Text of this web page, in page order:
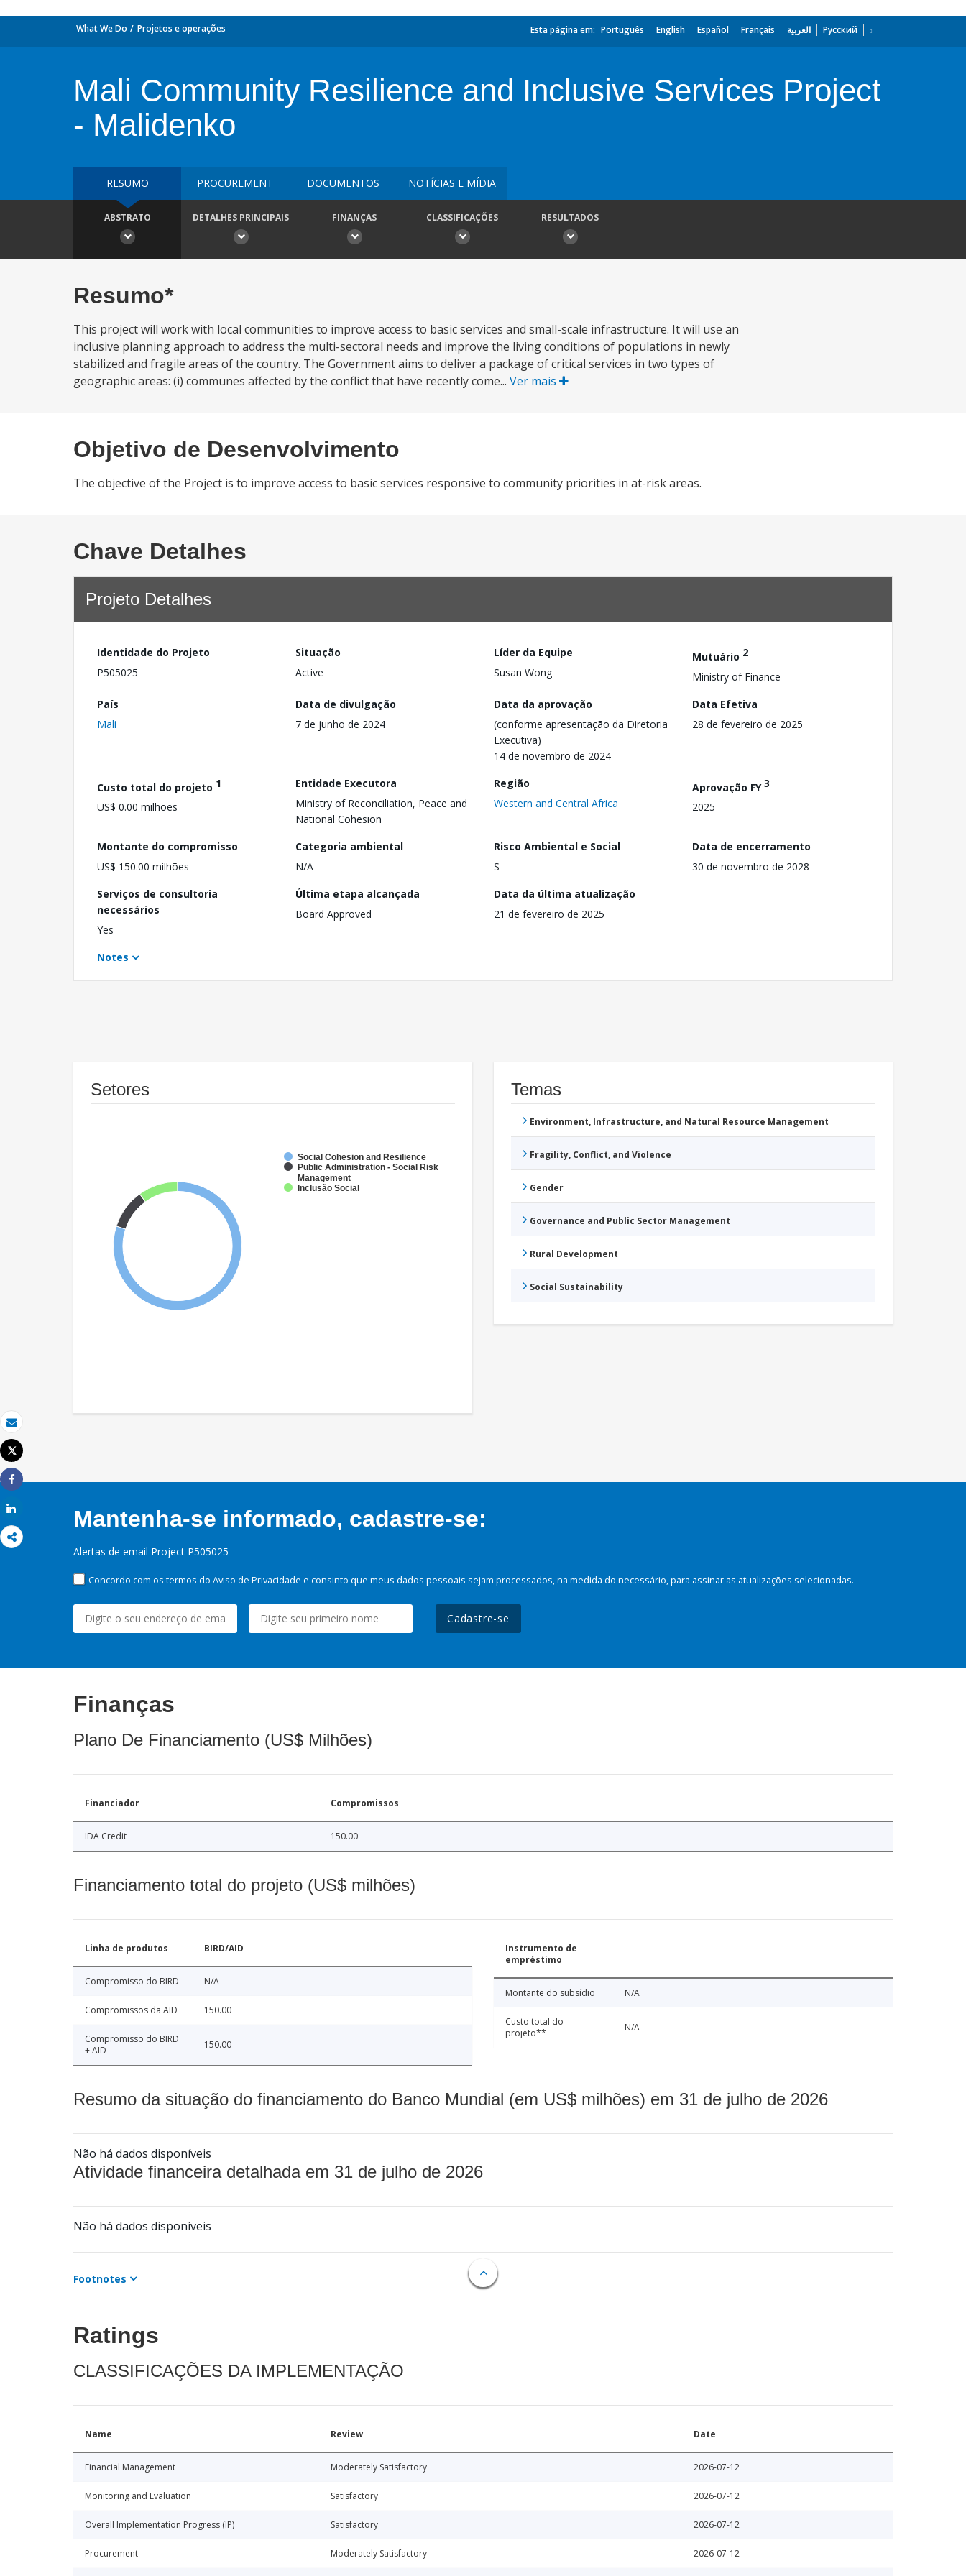
Email
Imprimir
Tweet
Share
What We Do Projetos e operações Esta página em: Português English Español Français العربية Русский
Mali Community Resilience and Inclusive Services Project
- Malidenko
RESUMO PROCUREMENT DOCUMENTOS NOTÍCIAS E MÍDIA
ABSTRATO DETALHES PRINCIPAIS FINANÇAS CLASSIFICAÇÕES RESULTADOS
Resumo*
This project will work with local communities to improve access to basic services and small-scale infrastructure. It will use an
inclusive planning approach to address the multi-sectoral needs and improve the living conditions of populations in newly
stabilized and fragile areas of the country. The Government aims to deliver a package of critical services in two types of
geographic areas: (i) communes affected by the conflict that have recently come... Ver mais
Objetivo de Desenvolvimento
The objective of the Project is to improve access to basic services responsive to community priorities in at-risk areas.
Chave Detalhes
Projeto Detalhes
Identidade do Projeto
P505025
Situação
Active
Líder da Equipe
Susan Wong
Mutuário 2
Ministry of Finance
País
Mali
Data de divulgação
7 de junho de 2024
Data da aprovação
(conforme apresentação da Diretoria
Executiva)
14 de novembro de 2024
Data Efetiva
28 de fevereiro de 2025
Custo total do projeto 1
US$ 0.00 milhões
Entidade Executora
Ministry of Reconciliation, Peace and
National Cohesion
Região
Western and Central Africa
Aprovação FY3
2025
Montante do compromisso
US$ 150.00 milhões
Categoria ambiental
N/A
Risco Ambiental e Social
S
Data de encerramento
30 de novembro de 2028
Serviços de consultoria
necessários
Yes
Última etapa alcançada
Board Approved
Data da última atualização
21 de fevereiro de 2025
Notes
Setores
Social Cohesion and Resilience
Public Administration - Social Risk
Management
Inclusão Social
Temas
Environment, Infrastructure, and Natural Resource Management
Fragility, Conflict, and Violence
Gender
Governance and Public Sector Management
Rural Development
Social Sustainability
Mantenha-se informado, cadastre-se:
Alertas de email Project P505025
Concordo com os termos do Aviso de Privacidade e consinto que meus dados pessoais sejam processados, na medida do necessário, para assinar as atualizações selecionadas.
Cadastre-se
Finanças
Plano De Financiamento (US$ Milhões)
Financiador Compromissos
IDA Credit 150.00
Financiamento total do projeto (US$ milhões)
Linha de produtos BIRD/AID
Compromisso do BIRD N/A
Compromissos da AID 150.00
Compromisso do BIRD
+ AID
150.00
Instrumento de
empréstimo
Montante do subsídio N/A
Custo total do
projeto**
N/A
Resumo da situação do financiamento do Banco Mundial (em US$ milhões) em 31 de julho de 2026
Não há dados disponíveis
Atividade financeira detalhada em 31 de julho de 2026
Não há dados disponíveis
Footnotes
Ratings
CLASSIFICAÇÕES DA IMPLEMENTAÇÃO
Name Review Date
Financial Management Moderately Satisfactory 2026-07-12
Monitoring and Evaluation Satisfactory 2026-07-12
Overall Implementation Progress (IP) Satisfactory 2026-07-12
Procurement Moderately Satisfactory 2026-07-12